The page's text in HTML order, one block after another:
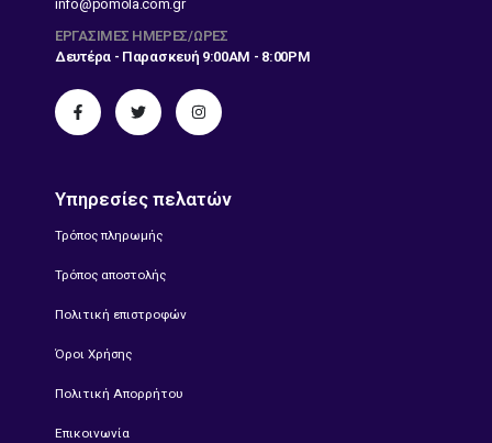
info@pomola.com.gr
ΕΡΓΆΣΙΜΕΣ ΗΜΈΡΕΣ/ΏΡΕΣ
Δευτέρα - Παρασκευή 9:00AM - 8:00PM
Υπηρεσίες πελατών
Τρόπος πληρωμής
Τρόπος αποστολής
Πολιτική επιστροφών
Όροι Χρήσης
Πολιτική Απορρήτου
Επικοινωνία